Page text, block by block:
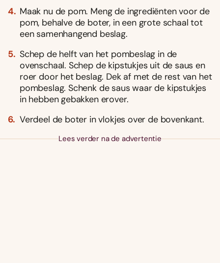
Maak nu de pom. Meng de ingrediënten voor de
pom, behalve de boter, in een grote schaal tot
een samenhangend beslag.
Schep de helft van het pombeslag in de
ovenschaal. Schep de kipstukjes uit de saus en
roer door het beslag. Dek af met de rest van het
pombeslag. Schenk de saus waar de kipstukjes
in hebben gebakken erover.
Verdeel de boter in vlokjes over de bovenkant.
Lees verder na de advertentie